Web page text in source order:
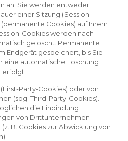
an. Sie werden entweder
einer Sitzung (Session-
Cookies) auf Ihrem
Cookies werden nach
gelöscht. Permanente
Endgerät gespeichert, bis Sie
eine automatische Löschung
Party-Cookies) oder von
(sog. Third-Party-Cookies).
die Einbindung
von Drittunternehmen
B. Cookies zur Abwicklung von